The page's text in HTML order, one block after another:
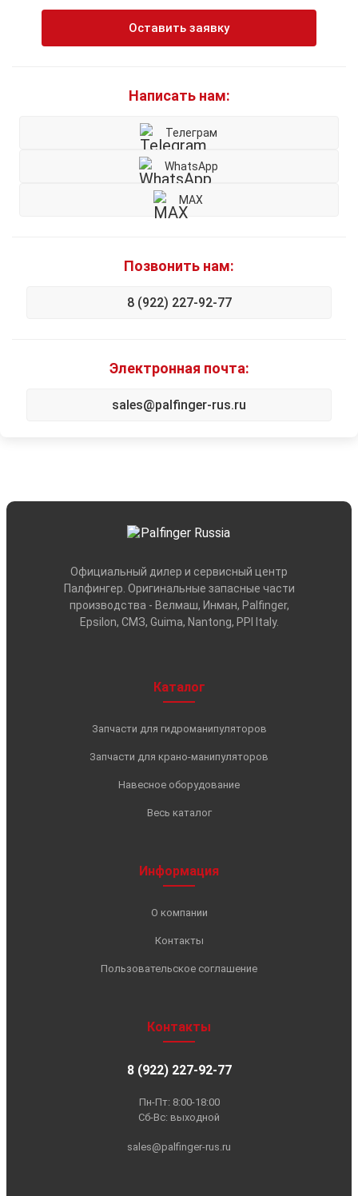
Оставить заявку
Написать нам:
Телеграм
WhatsApp
MAX
Позвонить нам:
8 (922) 227-92-77
Электронная почта:
sales@palfinger-rus.ru